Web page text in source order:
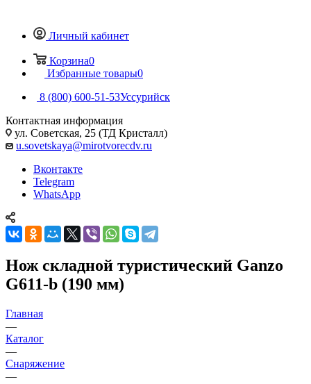
Личный кабинет
Корзина0
Избранные товары0
8 (800) 600-51-53Уссурийск
Контактная информация
ул. Советская, 25 (ТД Кристалл)
u.sovetskaya@mirotvorecdv.ru
Вконтакте
Telegram
WhatsApp
Нож складной туристический Ganzo
G611-b (190 мм)
Главная
—
Каталог
—
Снаряжение
—